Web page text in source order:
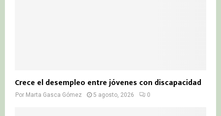
Crece el desempleo entre jóvenes con discapacidad
Por Marta Gasca Gómez 5 agosto, 2026 0